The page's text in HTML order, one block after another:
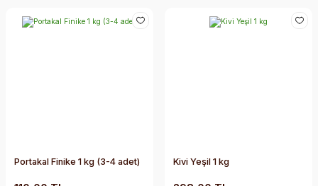
Portakal Finike 1 kg (3-4 adet) Kivi Yeşil 1 kg